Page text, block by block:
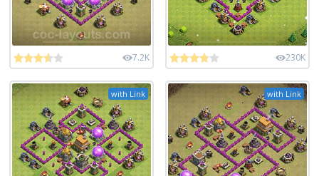
7.2K 230K
with Link with Link